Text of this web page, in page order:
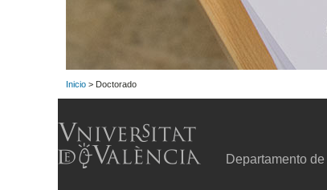
Inicio > Doctorado
Departamento